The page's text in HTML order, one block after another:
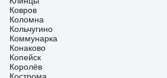
Ковров
Коломна
Кольчугино
Коммунарка
Конаково
Копейск
Королёв